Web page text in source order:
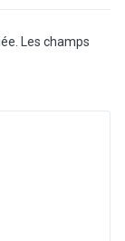
Les champs